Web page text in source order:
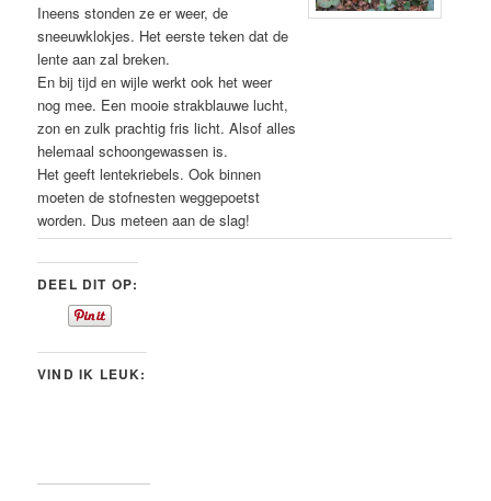
Ineens stonden ze er weer, de
sneeuwklokjes. Het eerste teken dat de
lente aan zal breken.
En bij tijd en wijle werkt ook het weer
nog mee. Een mooie strakblauwe lucht,
zon en zulk prachtig fris licht. Alsof alles
helemaal schoongewassen is.
Het geeft lentekriebels. Ook binnen
moeten de stofnesten weggepoetst
worden. Dus meteen aan de slag!
DEEL DIT OP:
VIND IK LEUK: